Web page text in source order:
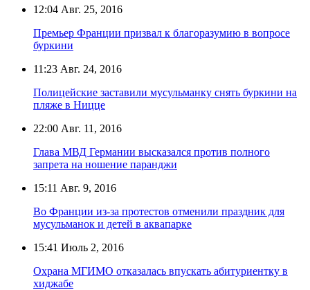
12:04 Авг. 25, 2016
Премьер Франции призвал к благоразумию в вопросе
буркини
11:23 Авг. 24, 2016
Полицейские заставили мусульманку снять буркини на
пляже в Ницце
22:00 Авг. 11, 2016
Глава МВД Германии высказался против полного
запрета на ношение паранджи
15:11 Авг. 9, 2016
Во Франции из-за протестов отменили праздник для
мусульманок и детей в аквапарке
15:41 Июль 2, 2016
Охрана МГИМО отказалась впускать абитуриентку в
хиджабе